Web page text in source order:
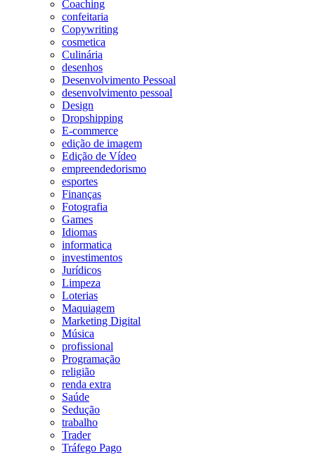
Coaching
confeitaria
Copywriting
cosmetica
Culinária
desenhos
Desenvolvimento Pessoal
desenvolvimento pessoal
Design
Dropshipping
E-commerce
edição de imagem
Edição de Vídeo
empreendedorismo
esportes
Finanças
Fotografia
Games
Idiomas
informatica
investimentos
Jurídicos
Limpeza
Loterias
Maquiagem
Marketing Digital
Música
profissional
Programação
religião
renda extra
Saúde
Sedução
trabalho
Trader
Tráfego Pago